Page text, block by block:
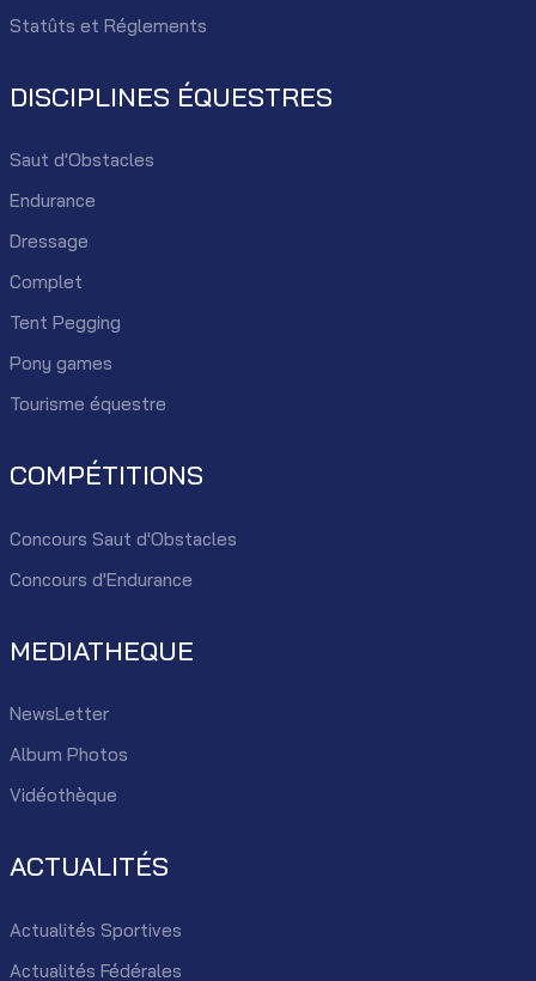
Statûts et Réglements
DISCIPLINES ÉQUESTRES
Saut d'Obstacles
Endurance
Dressage
Complet
Tent Pegging
Pony games
Tourisme équestre
COMPÉTITIONS
Concours Saut d'Obstacles
Concours d'Endurance
MEDIATHEQUE
NewsLetter
Album Photos
Vidéothèque
ACTUALITÉS
Actualités Sportives
Actualités Fédérales